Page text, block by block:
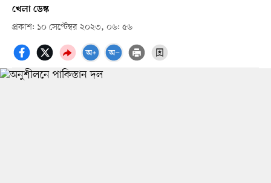
খেলা ডেস্ক
প্রকাশ: ১০ সেপ্টেম্বর ২০২৩, ০৬: ৫৬